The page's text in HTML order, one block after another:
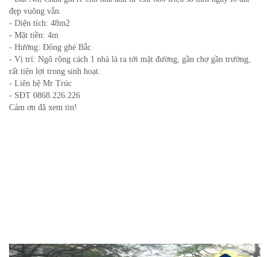
đẹp vuông vắn.
- Diện tích: 48m2
- Mặt tiền: 4m
- Hướng: Đông ghé Bắc
- Vị trí: Ngõ rộng cách 1 nhà là ra tới mặt đường, gần chợ gần trường,
rất tiện lợi trong sinh hoạt.
- Liên hệ Mr Trúc
- SĐT 0868.226.226
Cảm ơn đã xem tin!